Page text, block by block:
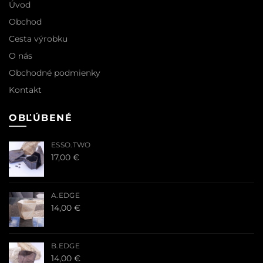
Úvod
Obchod
Cesta výrobku
O nás
Obchodné podmienky
Kontakt
OBĽÚBENÉ
ESSO.TWO
17,00 €
A.EDGE
14,00 €
B.EDGE
14,00 €